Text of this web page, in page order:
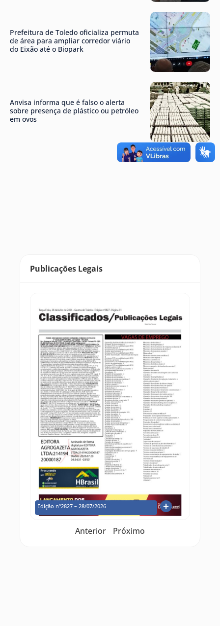
Prefeitura de Toledo oficializa permuta
de área para ampliar corredor viário
do Eixão até o Biopark
Anvisa informa que é falso o alerta
sobre presença de plástico ou petróleo
em ovos
Publicações Legais
Edição nº2827 – 28/07/2026
Anterior Próximo